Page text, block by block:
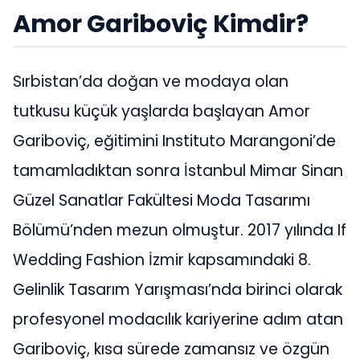
Amor Gariboviç Kimdir?
Sırbistan’da doğan ve modaya olan
tutkusu küçük yaşlarda başlayan Amor
Gariboviç, eğitimini Instituto Marangoni’de
tamamladıktan sonra İstanbul Mimar Sinan
Güzel Sanatlar Fakültesi Moda Tasarımı
Bölümü’nden mezun olmuştur. 2017 yılında If
Wedding Fashion İzmir kapsamındaki 8.
Gelinlik Tasarım Yarışması’nda birinci olarak
profesyonel modacılık kariyerine adım atan
Gariboviç, kısa sürede zamansız ve özgün